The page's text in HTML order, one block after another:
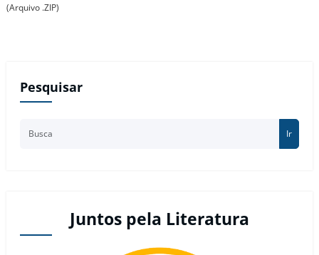
(Arquivo .ZIP)
Pesquisar
Ir
Juntos pela Literatura